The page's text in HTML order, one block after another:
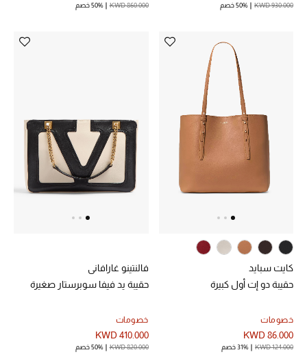
KWD 930.000 50% خصم KWD 860.000 50% خصم
كايت سبايد
حقيبة دو إت أول كبيرة
خصومات
KWD 86.000
KWD 124.000 31% خصم
فالنتينو غارافاني
حقيبة يد فيفا سوبرستار صغيرة
خصومات
KWD 410.000
KWD 820.000 50% خصم